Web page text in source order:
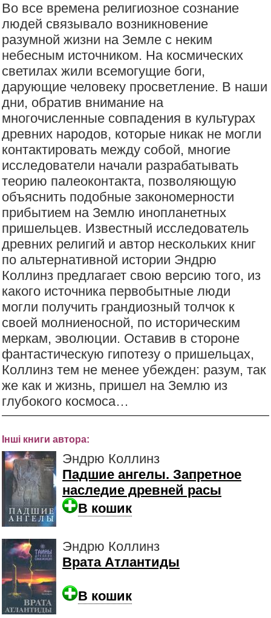
Во все времена религиозное сознание
людей связывало возникновение
разумной жизни на Земле с неким
небесным источником. На космических
светилах жили всемогущие боги,
дарующие человеку просветление. В наши
дни, обратив внимание на
многочисленные совпадения в культурах
древних народов, которые никак не могли
контактировать между собой, многие
исследователи начали разрабатывать
теорию палеоконтакта, позволяющую
объяснить подобные закономерности
прибытием на Землю инопланетных
пришельцев. Известный исследователь
древних религий и автор нескольких книг
по альтернативной истории Эндрю
Коллинз предлагает свою версию того, из
какого источника первобытные люди
могли получить грандиозный толчок к
своей молниеносной, по историческим
меркам, эволюции. Оставив в стороне
фантастическую гипотезу о пришельцах,
Коллинз тем не менее убежден: разум, так
же как и жизнь, пришел на Землю из
глубокого космоса…
Інші книги автора:
Эндрю Коллинз
Падшие ангелы. Запретное
наследие древней расы
В кошик
Эндрю Коллинз
Врата Атлантиды
В кошик